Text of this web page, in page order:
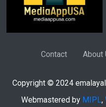
Contact About
Copyright © 2024
Webmastered by MIPL,